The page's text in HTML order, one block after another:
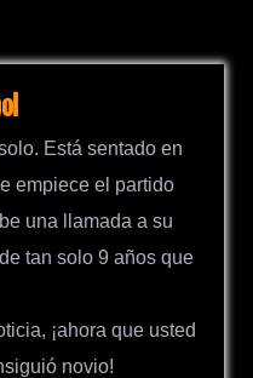
Está sentado en
empiece el partido
una llamada a su
tan solo 9 años que
¡ahora que usted
novio!